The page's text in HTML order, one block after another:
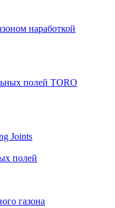
наработкой
полей TORO
Joints
полей
газона